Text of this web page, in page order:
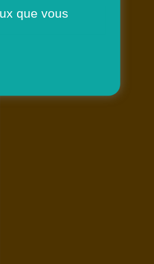
que vous